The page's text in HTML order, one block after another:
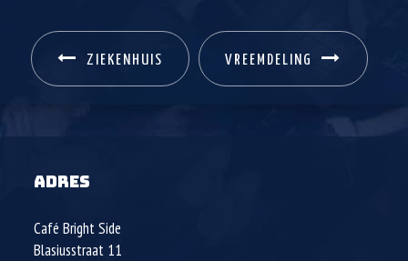
ZIEKENHUIS VREEMDELING
ADRES
Café Bright Side
Blasiusstraat 11